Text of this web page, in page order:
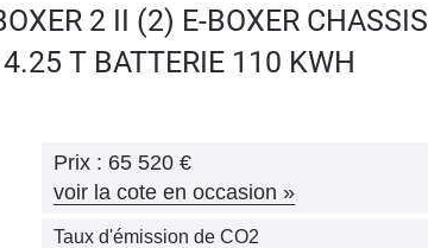
2 II (2) E-BOXER CHASSIS
T BATTERIE 110 KWH
Prix : 65 520 €
voir la cote en occasion »
Taux d'émission de CO2